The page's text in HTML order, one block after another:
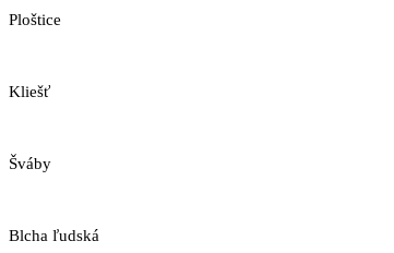
Ploštice
Kliešť
Šváby
Blcha ľudská